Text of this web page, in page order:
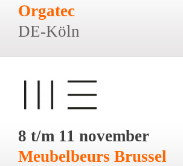
Orgatec
DE-Köln
8 t/m 11 november
Meubelbeurs Brussel